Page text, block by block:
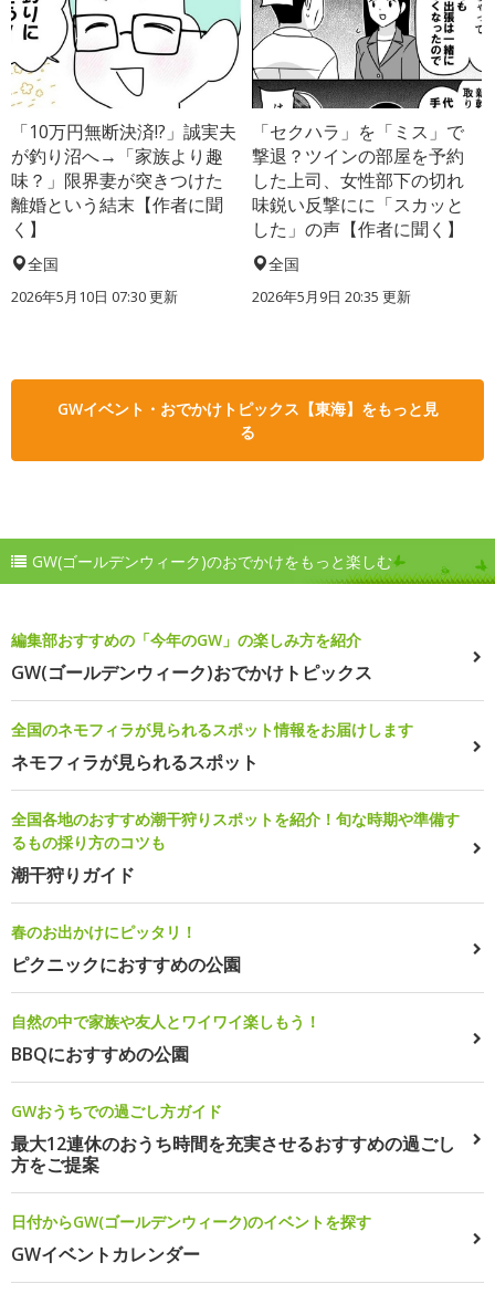
「10万円無断決済!?」誠実夫
が釣り沼へ→「家族より趣
味？」限界妻が突きつけた
離婚という結末【作者に聞
く】
全国
2026年5月10日 07:30 更新
「セクハラ」を「ミス」で
撃退？ツインの部屋を予約
した上司、女性部下の切れ
味鋭い反撃にに「スカッと
した」の声【作者に聞く】
全国
2026年5月9日 20:35 更新
GWイベント・おでかけトピックス【東海】をもっと見
る
GW(ゴールデンウィーク)のおでかけをもっと楽しむ
編集部おすすめの「今年のGW」の楽しみ方を紹介
GW(ゴールデンウィーク)おでかけトピックス
全国のネモフィラが見られるスポット情報をお届けします
ネモフィラが見られるスポット
全国各地のおすすめ潮干狩りスポットを紹介！旬な時期や準備す
るもの採り方のコツも
潮干狩りガイド
春のお出かけにピッタリ！
ピクニックにおすすめの公園
自然の中で家族や友人とワイワイ楽しもう！
BBQにおすすめの公園
GWおうちでの過ごし方ガイド
最大12連休のおうち時間を充実させるおすすめの過ごし
方をご提案
日付からGW(ゴールデンウィーク)のイベントを探す
GWイベントカレンダー